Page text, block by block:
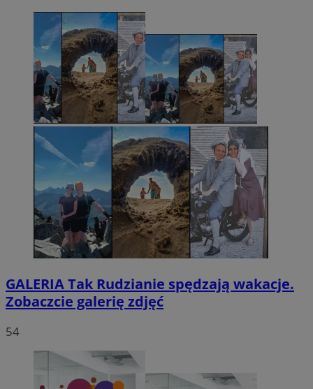
GALERIATak Rudzianie spędzają wakacje.
Zobaczcie galerię zdjęć
54